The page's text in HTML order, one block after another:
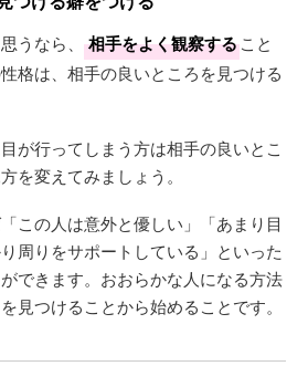
うなら、 相手をよく観察すること
格は、相手の良いところを見つける
が行ってしまう方は相手の良いとこ
を変えてみましょう。
この人は意外と優しい」「あまり目
周りをサポートしている」といった
できます。おおらかな人になる方法
見つけることから始めることです。